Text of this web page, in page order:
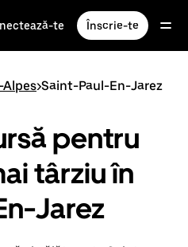
te Înscrie-te
>Saint-Paul-En-Jarez
pentru
târziu în
Jarez